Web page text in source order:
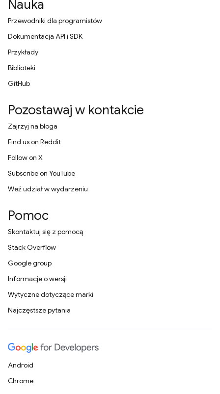
Nauka
Przewodniki dla programistów
Dokumentacja API i SDK
Przykłady
Biblioteki
GitHub
Pozostawaj w kontakcie
Zajrzyj na bloga
Find us on Reddit
Follow on X
Subscribe on YouTube
Weź udział w wydarzeniu
Pomoc
Skontaktuj się z pomocą
Stack Overflow
Google group
Informacje o wersji
Wytyczne dotyczące marki
Najczęstsze pytania
Android
Chrome